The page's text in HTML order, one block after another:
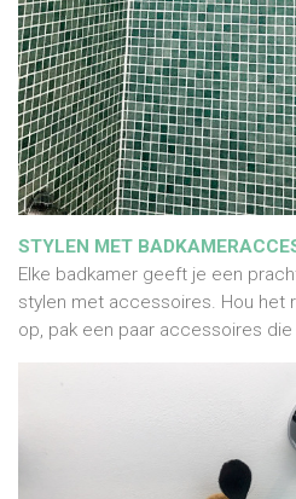
STYLEN MET
Elke badkamer geeft je een
stylen met accessoires. Hou het
op, pak een paar accessoires